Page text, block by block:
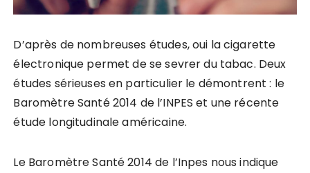
D’après de nombreuses études, oui la cigarette
électronique permet de se sevrer du tabac. Deux
études sérieuses en particulier le démontrent : le
Baromètre Santé 2014 de l’INPES et une récente
étude longitudinale américaine.
Le Baromètre Santé 2014 de l’Inpes nous indique